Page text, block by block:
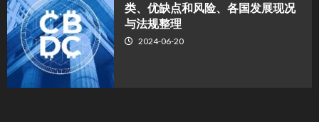
类、优缺点和风险、各国发展现况
与法规整理
2024-06-20